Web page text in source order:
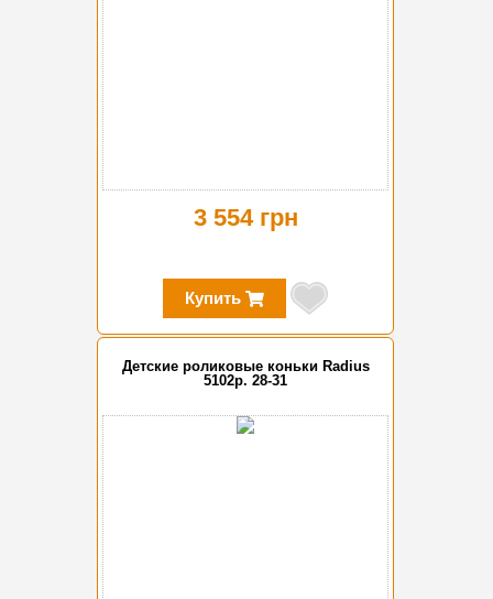
3 554 грн
Купить
Детские роликовые коньки Radius
5102р. 28-31